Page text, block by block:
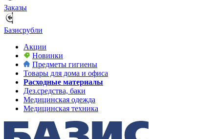
Заказы
Базисрубли
Акции
Новинки
Предметы гигиены
Товары для дома и офиса
Расходные материалы
Дез.средства, баки
Медицинская одежда
Медицинская техника